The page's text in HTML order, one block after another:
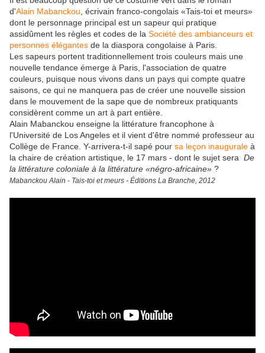
d'Alain Mabanckou , écrivain franco-congolais «Tais-toi et meurs»
dont le personnage principal est un sapeur qui pratique
assidûment les règles et codes de la Société des ambianceurs et
personnes élégantes de la diaspora congolaise à Paris.
Les sapeurs portent traditionnellement trois couleurs mais une
nouvelle tendance émerge à Paris, l'association de quatre
couleurs, puisque nous vivons dans un pays qui compte quatre
saisons, ce qui ne manquera pas de créer une nouvelle sission
dans le mouvement de la sape que de nombreux pratiquants
considèrent comme un art à part entière.
Alain Mabanckou enseigne la littérature francophone à
l'Université de Los Angeles et il vient d'être nommé professeur au
Collège de France. Y-arrivera-t-il sapé pour sa leçon inaugurale à
la chaire de création artistique, le 17 mars - dont le sujet sera De
la littérature coloniale à la littérature «négro-africaine» ?
Mabanckou Alain - Tais-toi et meurs - Éditions La Branche, 2012